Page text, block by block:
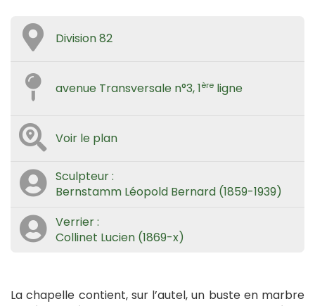
Division 82
avenue Transversale n°3, 1ère ligne
Voir le plan
Sculpteur :
Bernstamm Léopold Bernard (1859-1939)
Verrier :
Collinet Lucien (1869-x)
La chapelle contient, sur l’autel, un buste en marbre